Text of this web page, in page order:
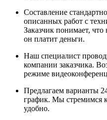
Составление
описанных работ с
Заказчик понимает, что
он платит деньги.
Наш специалист
компании заказчика.
режиме
Предлагаем варианты
график. Мы стремимся
удобно.